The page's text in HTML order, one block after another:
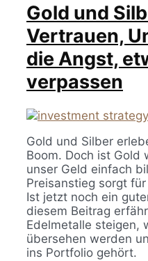
Gold und
Vertrauen,
die Angst,
verpassen
Gold und Silber
Boom. Doch ist Gold
unser Geld einfach
Preisanstieg sorgt
Ist jetzt noch ein
diesem Beitrag
Edelmetalle steigen,
übersehen werden
ins Portfolio gehört.